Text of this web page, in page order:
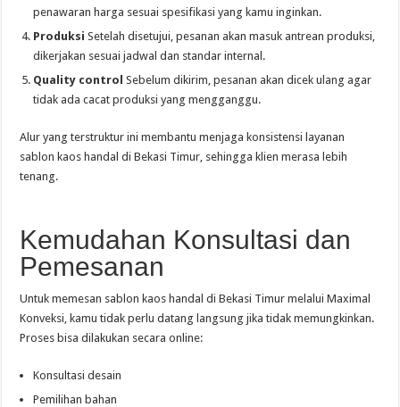
penawaran harga sesuai spesifikasi yang kamu inginkan.
Produksi Setelah disetujui, pesanan akan masuk antrean produksi,
dikerjakan sesuai jadwal dan standar internal.
Quality control Sebelum dikirim, pesanan akan dicek ulang agar
tidak ada cacat produksi yang mengganggu.
Alur yang terstruktur ini membantu menjaga konsistensi layanan
sablon kaos handal di Bekasi Timur, sehingga klien merasa lebih
tenang.
Kemudahan Konsultasi dan
Pemesanan
Untuk memesan sablon kaos handal di Bekasi Timur melalui Maximal
Konveksi, kamu tidak perlu datang langsung jika tidak memungkinkan.
Proses bisa dilakukan secara online:
Konsultasi desain
Pemilihan bahan